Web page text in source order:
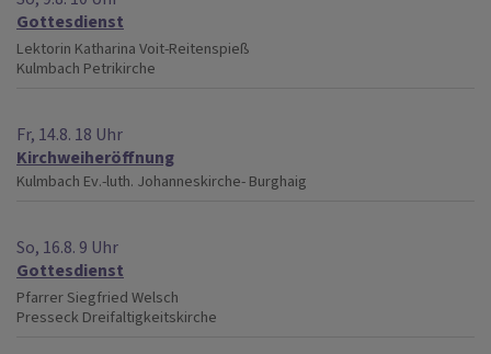
Gottesdienst
Lektorin Katharina Voit-Reitenspieß
Kulmbach Petrikirche
Fr, 14.8. 18 Uhr
Kirchweiheröffnung
Kulmbach Ev.-luth. Johanneskirche- Burghaig
So, 16.8. 9 Uhr
Gottesdienst
Pfarrer Siegfried Welsch
Presseck Dreifaltigkeitskirche